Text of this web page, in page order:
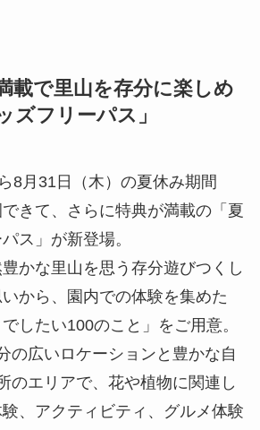
載で里山を存分に楽しめ
ズフリーパス」
8月31日（木）の夏休み期間
きて、さらに特典が満載の「夏
ス」が新登場。
かな里山を思う存分遊びつくし
から、園内での体験を集めた
したい100のこと」をご用意。
の広いロケーションと豊かな自
のエリアで、花や植物に関連し
、アクティビティ、グルメ体験